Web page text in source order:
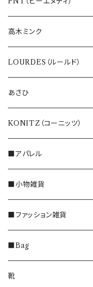
高木ミンク
LOURDES（ルールド）
あさひ
KONITZ（コーニッツ）
■アパレル
トップス
ブラウス
ベスト・ジレ・カーディガン
ボトムス
パンツ
スカート
ワンピース
インナー
■小物雑貨
うさぎのインテリア雑貨
マグカップ
エスプレッソカップ
■ファッション雑貨
マフラー
手袋
■Bag
ショルダーバッグ
靴